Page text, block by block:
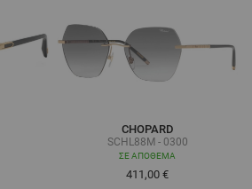
CHOPARD
SCHL88M - 0300
ΣΕ ΑΠΌΘΕΜΑ
411,00 €